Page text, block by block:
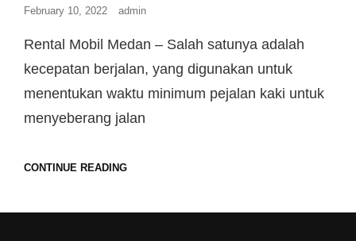
February 10, 2022 admin
Rental Mobil Medan – Salah satunya adalah
kecepatan berjalan, yang digunakan untuk
menentukan waktu minimum pejalan kaki untuk
menyeberang jalan
CONTINUE READING